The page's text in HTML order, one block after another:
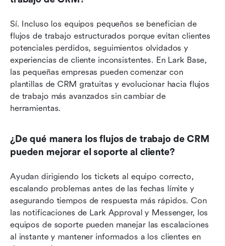
Sí. Incluso los equipos pequeños se benefician de
flujos de trabajo estructurados porque evitan clientes
potenciales perdidos, seguimientos olvidados y
experiencias de cliente inconsistentes. En Lark Base,
las pequeñas empresas pueden comenzar con
plantillas de CRM gratuitas y evolucionar hacia flujos
de trabajo más avanzados sin cambiar de
herramientas.
¿De qué manera los flujos de trabajo de CRM
pueden mejorar el soporte al cliente?
Ayudan dirigiendo los tickets al equipo correcto,
escalando problemas antes de las fechas límite y
asegurando tiempos de respuesta más rápidos. Con
las notificaciones de Lark Approval y Messenger, los
equipos de soporte pueden manejar las escalaciones
al instante y mantener informados a los clientes en